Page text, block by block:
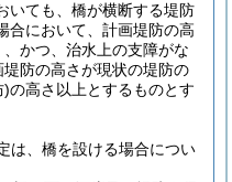
いても、橋が横断する堤防
合において、計画堤防の高
かつ、治水上の支障がな
防の高さが現状の堤防の
)の高さ以上とするものとす
は、橋を設ける場合につい